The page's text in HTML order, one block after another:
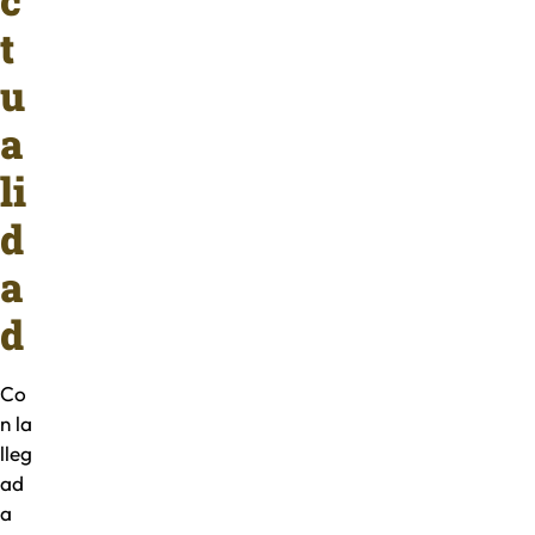
t
u
a
li
d
a
d
Co
n la
lleg
ad
a